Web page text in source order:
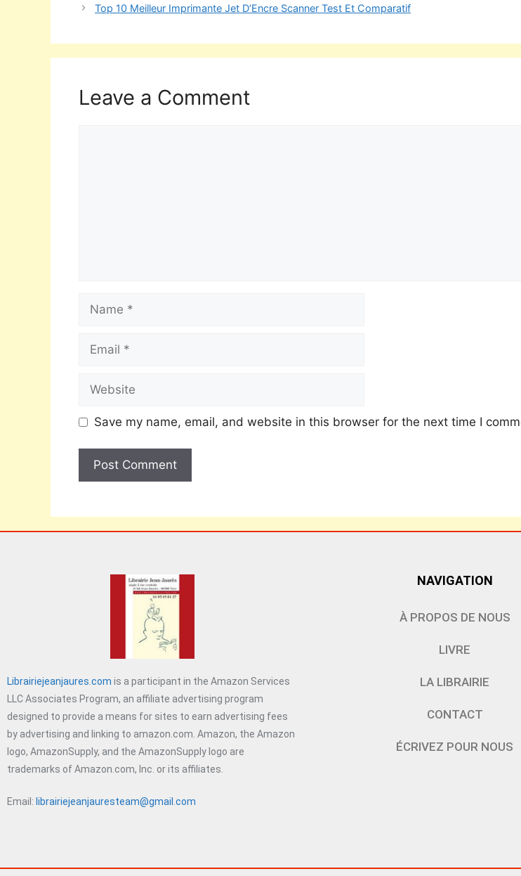
Top 10 Meilleur Imprimante Jet D’Encre Scanner Test Et Comparatif
Leave a Comment
Save my name, email, and website in this browser for the next time I
Librairiejeanjaures.com is a participant in the Amazon Services
LLC Associates Program, an affiliate advertising program
designed to provide a means for sites to earn advertising fees
by advertising and linking to amazon.com. Amazon, the Amazon
logo, AmazonSupply, and the AmazonSupply logo are
trademarks of Amazon.com, Inc. or its affiliates.
Email: librairiejeanjauresteam@gmail.com
NAVIGATION
À PROPOS DE NOUS
LIVRE
LA LIBRAIRIE
CONTACT
ÉCRIVEZ POUR NOUS